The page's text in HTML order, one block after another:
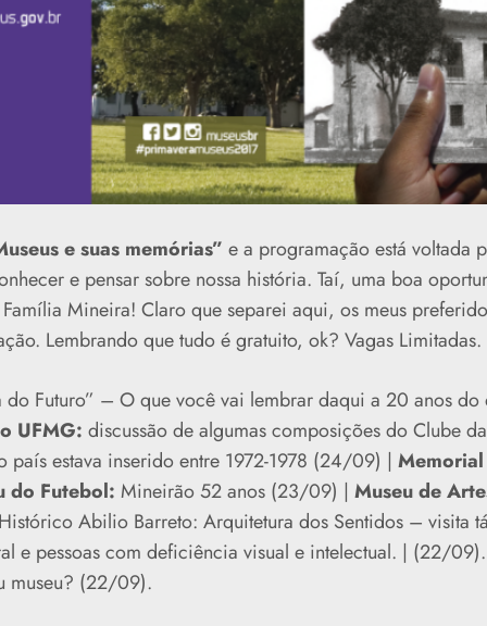
e suas memórias” e a programação está voltada
e pensar sobre nossa história. Taí, uma boa
Mineira! Claro que separei aqui, os meus
Lembrando que tudo é gratuito, ok? Vagas Limitadas.
Futuro” – O que você vai lembrar daqui a 20 anos
UFMG: discussão de algumas composições do Clube
estava inserido entre 1972-1978 (24/09) |
do Futebol: Mineirão 52 anos (23/09) | Museu de
Abilio Barreto: Arquitetura dos Sentidos – visita
e pessoas com deficiência visual e intelectual. | (22/
museu? (22/09).